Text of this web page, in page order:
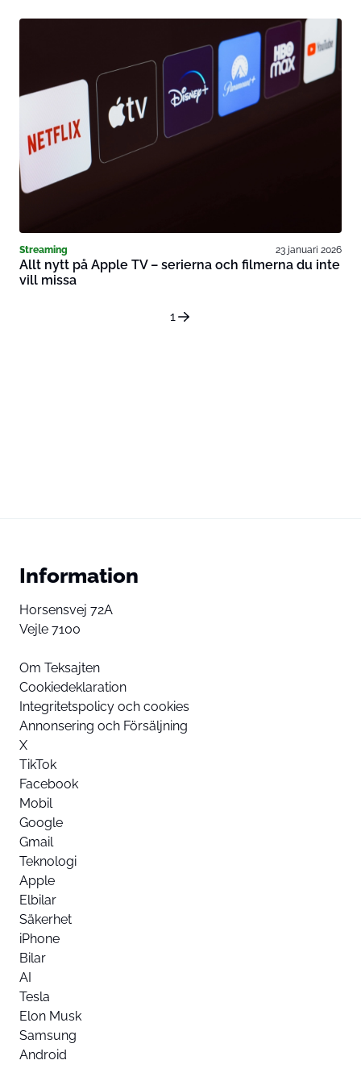
Streaming 23 januari 2026
Allt nytt på Apple TV – serierna och filmerna du inte
vill missa
1
Information
Horsensvej 72A
Vejle 7100
Om Teksajten
Cookiedeklaration
Integritetspolicy och cookies
Annonsering och Försäljning
X
TikTok
Facebook
Mobil
Google
Gmail
Teknologi
Apple
Elbilar
Säkerhet
iPhone
Bilar
AI
Tesla
Elon Musk
Samsung
Android